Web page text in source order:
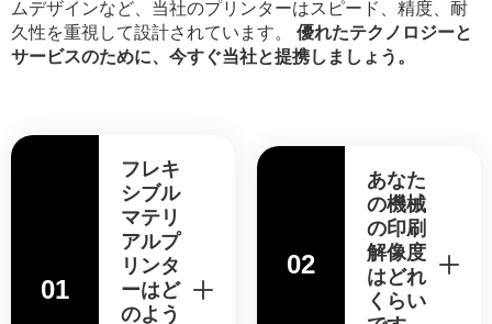
ムデザインなど、当社のプリンターはスピード、精度、耐
久性を重視して設計されています。 優れたテクノロジーと
サービスのために、今すぐ当社と提携しましょう。
01
フレキ
シブル
マテリ
アルプ
リンタ
ーはど
のよう
02
あなた
の機械
の印刷
解像度
はどれ
くらい